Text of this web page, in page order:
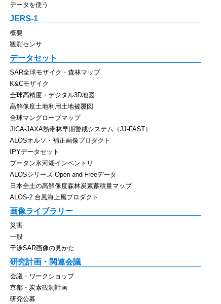
データを使う
JERS-1
概要
観測センサ
データセット
SAR全球モザイク・森林マップ
K&Cモザイク
全球高精度・デジタル3D地図
高解像度土地利用土地被覆図
全球マングローブマップ
JICA-JAXA熱帯林早期警戒システム（JJ-FAST）
ALOSオルソ・補正画像プロダクト
IPYデータセット
ブータン氷河湖インベントリ
ALOSシリーズ Open and Freeデータ
日本全土の高解像度森林炭素蓄積量マップ
ALOS-2 台風海上風プロダクト
画像ライブラリー
災害
一般
干渉SAR画像の見かた
研究計画・関連会議
会議・ワークショップ
京都・炭素観測計画
研究公募